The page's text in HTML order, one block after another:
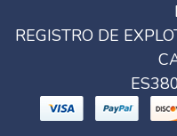
REGISTRO DE